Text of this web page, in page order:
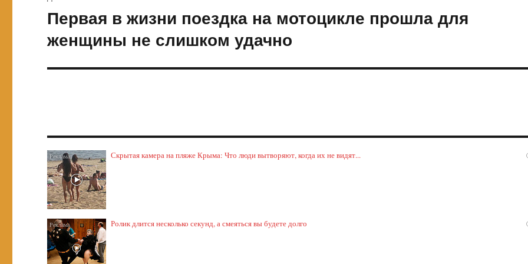
Следующая
запись:
Первая в жизни поездка на мотоцикле прошла для
женщины не слишком удачно
Скрытая камера на пляже Крыма: Что люди вытворяют, когда их не видят...
Ролик длится несколько секунд, а смеяться вы будете долго